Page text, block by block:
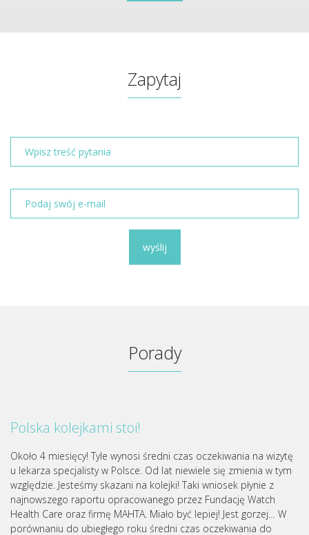
Zapytaj
wyślij
Porady
Polska kolejkami stoi!
Około 4 miesięcy! Tyle wynosi średni czas oczekiwania na wizytę
u lekarza specjalisty w Polsce. Od lat niewiele się zmienia w tym
względzie. Jesteśmy skazani na kolejki! Taki wniosek płynie z
najnowszego raportu opracowanego przez Fundację Watch
Health Care oraz firmę MAHTA. Miało być lepiej! Jest gorzej… W
porównaniu do ubiegłego roku średni czas oczekiwania do